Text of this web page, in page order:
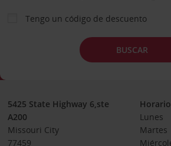
Tengo un código de descuento
BUSCAR
5425 State Highway 6,ste
A200
Missouri City
77459
Lunes
Martes